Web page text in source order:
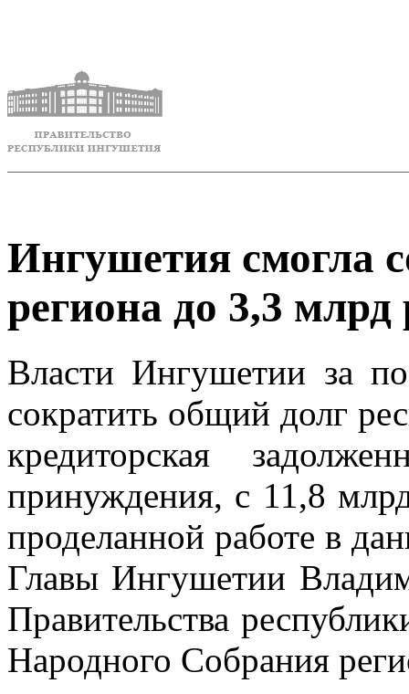
Ингушетия смогла
региона до 3,3 млрд
Власти Ингушетии за
сократить общий долг
кредиторская
принуждения, с 11,8
проделанной работе в
Главы Ингушетии
Правительства
Народного Собрания